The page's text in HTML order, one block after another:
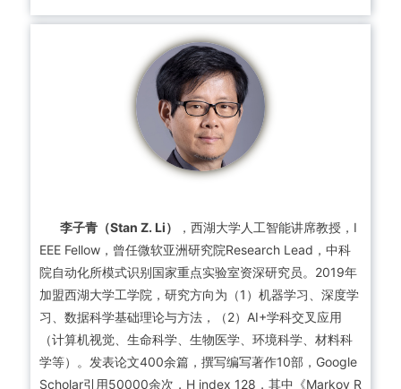
李子青（Stan Z. Li）
，西湖大学人工智能讲席教授，I
EEE Fellow，曾任微软亚洲研究院Research Lead，中科
院自动化所模式识别国家重点实验室资深研究员。2019年
加盟西湖大学工学院，研究方向为（1）机器学习、深度学
习、数据科学基础理论与方法，（2）AI+学科交叉应用
（计算机视觉、生命科学、生物医学、环境科学、材料科
学等）。发表论文400余篇，撰写编写著作10部，Google
Scholar引用50000余次，H index 128，其中《Markov R